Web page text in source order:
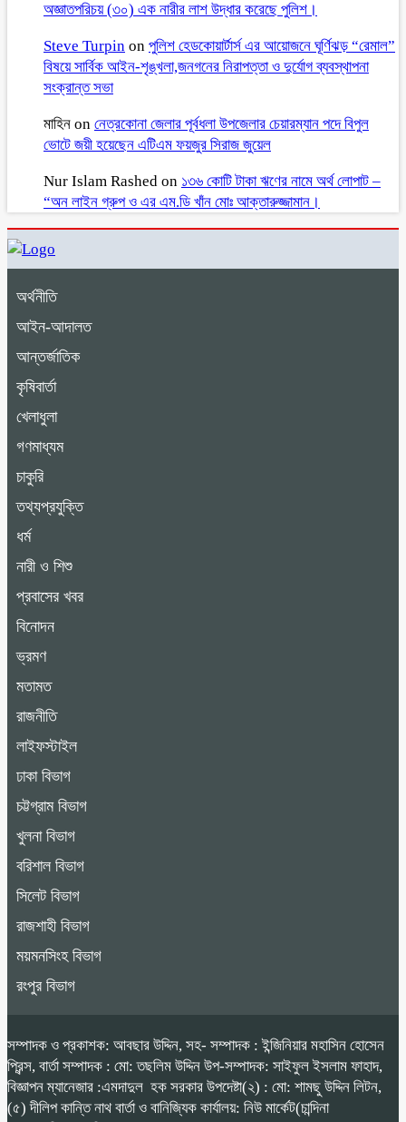
অজ্ঞাতপরিচয় (৩০) এক নারীর লাশ উদ্ধার করেছে পুলিশ।
Steve Turpin on পুলিশ হেডকোয়ার্টার্স এর আয়োজনে ঘূর্ণিঝড় “রেমাল”
বিষয়ে সার্বিক আইন-শৃঙ্খলা,জনগনের নিরাপত্তা ও দুর্যোগ ব্যবস্থাপনা
সংক্রান্ত সভা
মাহিন on নেত্রকোনা জেলার পূর্বধলা উপজেলার চেয়ারম্যান পদে বিপুল
ভোটে জয়ী হয়েছেন এটিএম ফয়জুর সিরাজ জুয়েল
Nur Islam Rashed on ১৩৬ কোটি টাকা ঋণের নামে অর্থ লোপাট –
“অন লাইন গ্রুপ ও এর এম.ডি খাঁন মোঃ আক্তারুজ্জামান।
অর্থনীতি
আইন-আদালত
আন্তর্জাতিক
কৃষিবার্তা
খেলাধুলা
গণমাধ্যম
চাকুরি
তথ্যপ্রযুক্তি
ধর্ম
নারী ও শিশু
প্রবাসের খবর
বিনোদন
ভ্রমণ
মতামত
রাজনীতি
লাইফস্টাইল
ঢাকা বিভাগ
চট্টগ্রাম বিভাগ
খুলনা বিভাগ
বরিশাল বিভাগ
সিলেট বিভাগ
রাজশাহী বিভাগ
ময়মনসিংহ বিভাগ
রংপুর বিভাগ
সম্পাদক ও প্রকাশক: আবছার উদ্দিন, সহ- সম্পাদক : ইন্জিনিয়ার মহাসিন হোসেন
প্রিন্স, বার্তা সম্পাদক : মো: তছলিম উদ্দিন উপ-সম্পাদক: সাইফুল ইসলাম ফাহাদ,
বিজ্ঞাপন ম্যানেজার :এমদাদুল হক সরকার উপদেষ্টা(২) : মো: শামছু উদ্দিন লিটন,
(৫) দীলিপ কান্তি নাথ বার্তা ও বানিজ্যিক কার্যালয়: নিউ মার্কেট(চান্দিনা